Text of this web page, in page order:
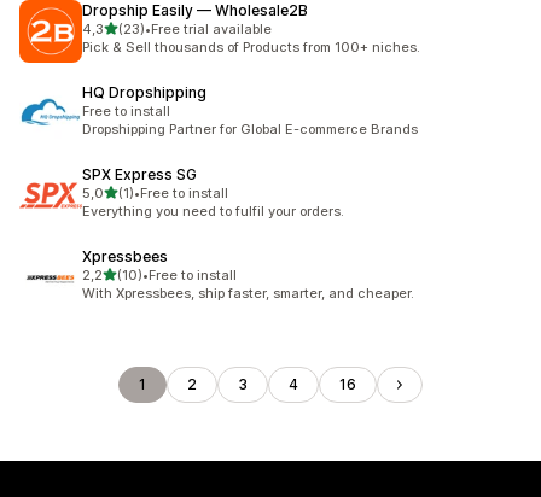
Dropship Easily — Wholesale2B
4,3z 5 hvězd
(23)
Celkový počet recenzí: 23
•Free trial available
Pick & Sell thousands of Products from 100+ niches.
HQ Dropshipping
Free to install
Dropshipping Partner for Global E-commerce Brands
SPX Express SG
5,0z 5 hvězd
(1)
Celkový počet recenzí: 1
•Free to install
Everything you need to fulfil your orders.
Xpressbees
2,2z 5 hvězd
(10)
Celkový počet recenzí: 10
•Free to install
With Xpressbees, ship faster, smarter, and cheaper.
1 2 3 4 16